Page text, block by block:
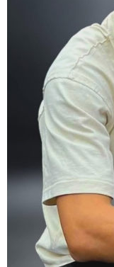
what Tony Weeks
encapsulates it well.
#professionalboxing
#proboxingreferee
#Tonyweeks